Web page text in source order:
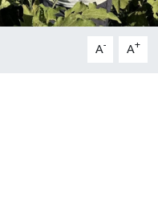
A- A+